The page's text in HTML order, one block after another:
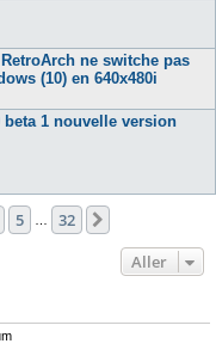
ne switche pas
(10) en 640x480i
beta 1 nouvelle version
5 32
Aller